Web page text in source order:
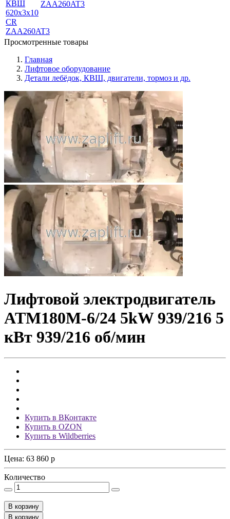
ZAA260AT3
Просмотренные товары
Главная
Лифтовое оборудование
Детали лебёдок, КВШ, двигатели, тормоз и др.
Лифтовой электродвигатель
ATM180M-6/24 5kW 939/216 5
кВт 939/216 об/мин
Купить в ВКонтакте
Купить в OZON
Купить в Wildberries
Цена: 63 860 p
Количество
В корзину
В корзину